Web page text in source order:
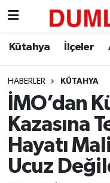
Kütahya İlçeler
HABERLER KÜTAHYA
İMO’dan
Kazasına
Hayatı
Ucuz
Asayiş
Diğer
Dünya
Eğitim
Ekonomi
Kütahya Hava
Kütahya Trafik
Süper Lig Puan
Tüm Manşetler
Son Dakika